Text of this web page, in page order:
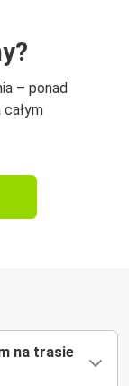
– ponad
na trasie